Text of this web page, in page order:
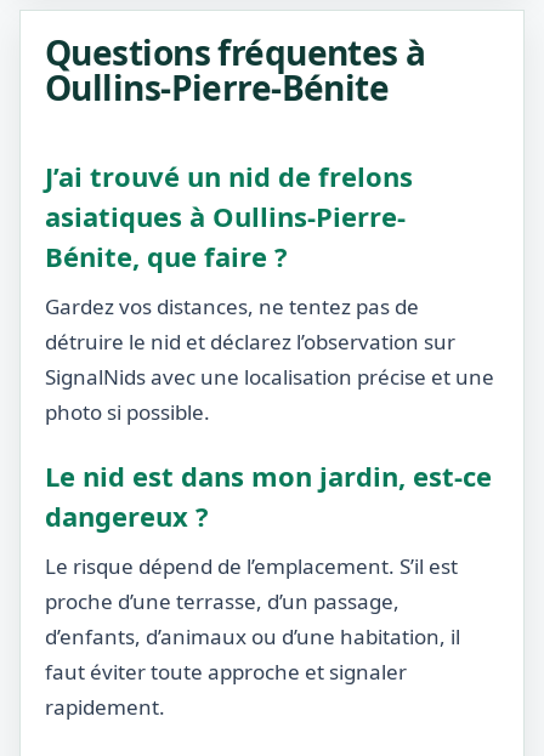
Questions fréquentes à
Oullins-Pierre-Bénite
J’ai trouvé un nid de frelons
asiatiques à Oullins-Pierre-
Bénite, que faire ?
Gardez vos distances, ne tentez pas de
détruire le nid et déclarez l’observation sur
SignalNids avec une localisation précise et une
photo si possible.
Le nid est dans mon jardin, est-ce
dangereux ?
Le risque dépend de l’emplacement. S’il est
proche d’une terrasse, d’un passage,
d’enfants, d’animaux ou d’une habitation, il
faut éviter toute approche et signaler
rapidement.